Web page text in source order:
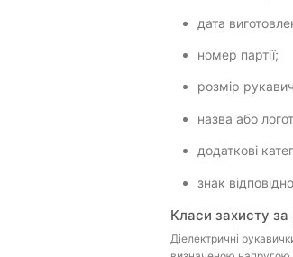
дата
номер партії;
розмір
назва або
додаткові
знак
Класи захисту
Діелектричні